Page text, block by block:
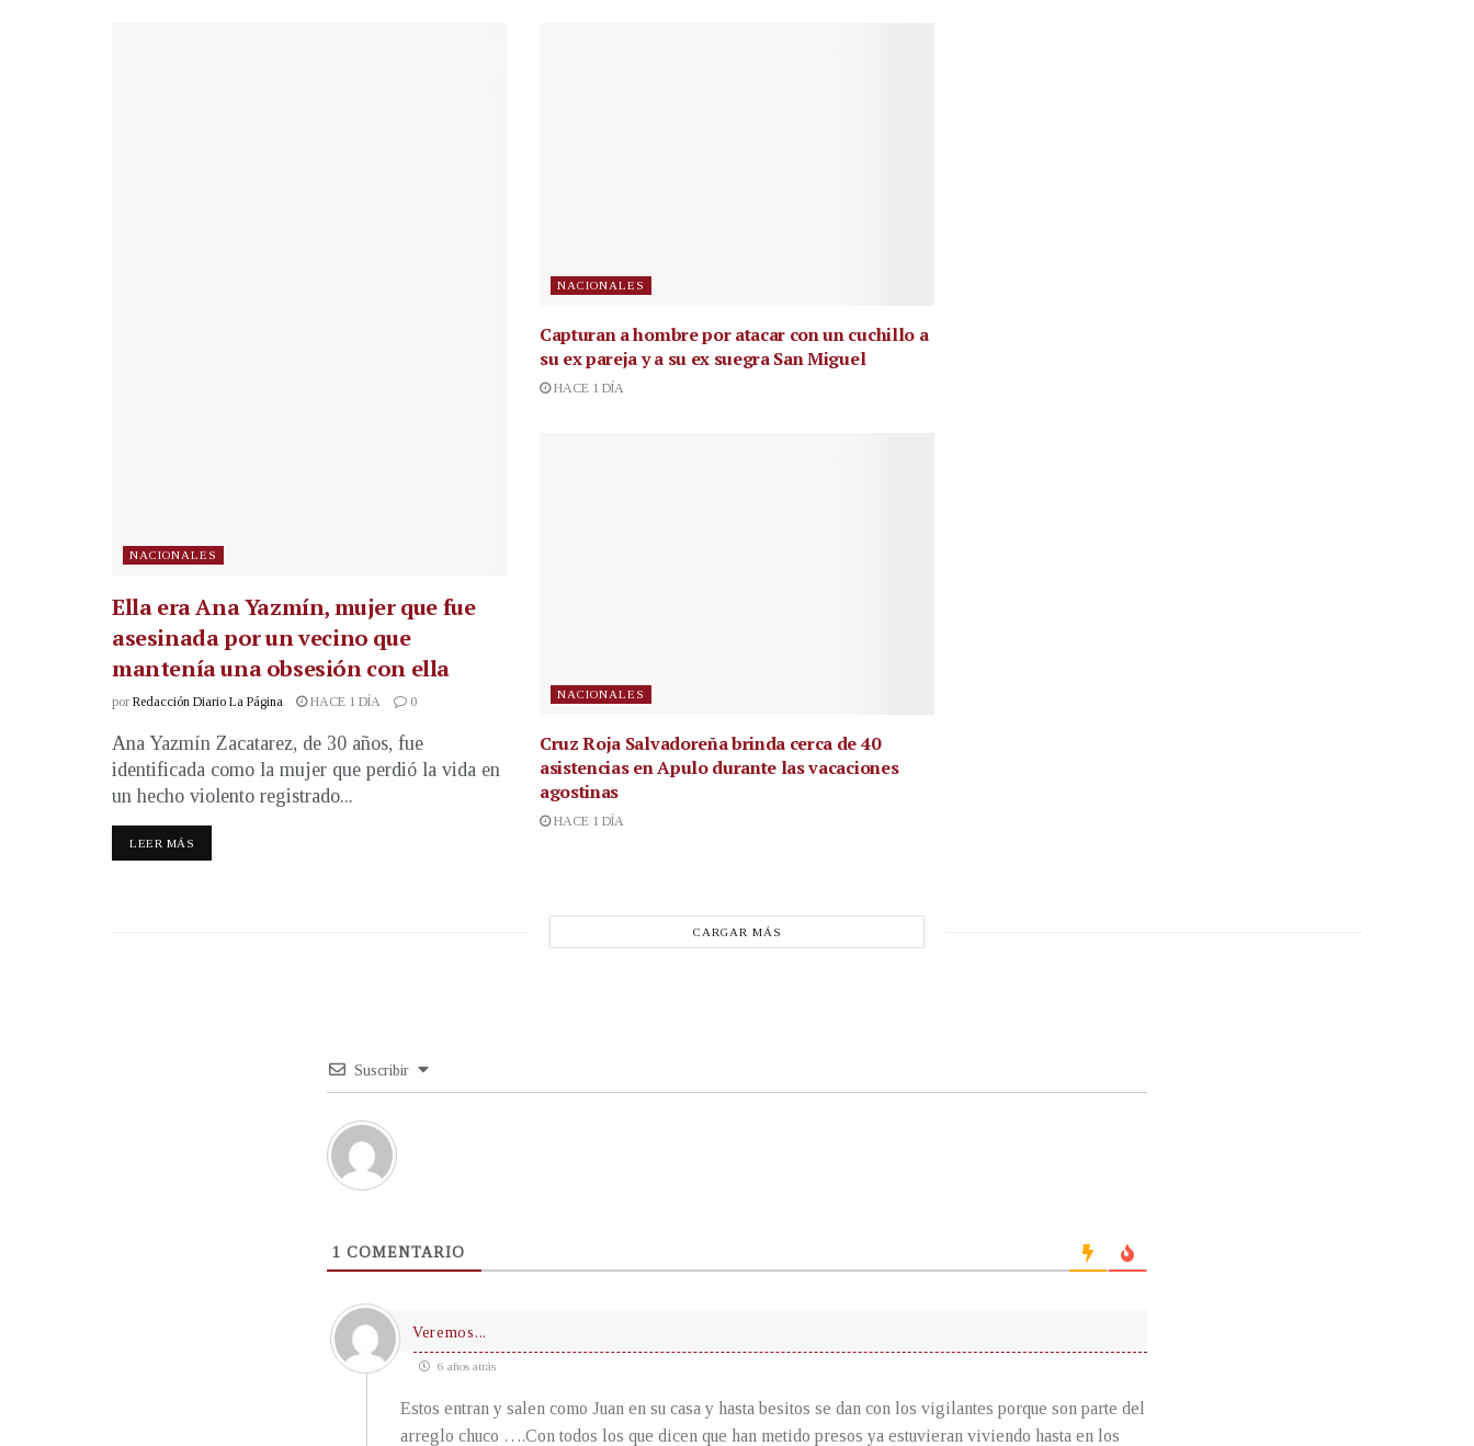
NACIONALES
Ella era Ana Yazmín, mujer que fue
asesinada por un vecino que
mantenía una obsesión con ella
por Redacción Diario La Página HACE 1 DÍA 0
Ana Yazmín Zacatarez, de 30 años, fue
identificada como la mujer que perdió la vida en
un hecho violento registrado...
LEER MÁS
NACIONALES
Capturan a hombre por atacar con un cuchillo a
su ex pareja y a su ex suegra San Miguel
HACE 1 DÍA
NACIONALES
Cruz Roja Salvadoreña brinda cerca de 40
asistencias en Apulo durante las vacaciones
agostinas
HACE 1 DÍA
CARGAR MÁS
Suscribir
1 COMENTARIO
Veremos...
6 años atrás
Estos entran y salen como Juan en su casa y hasta besitos se dan con los vigilantes porque son parte del
arreglo chuco ….Con todos los que dicen que han metido presos ya estuvieran viviendo hasta en los